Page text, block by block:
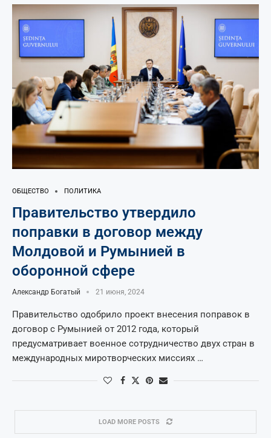
ОБЩЕСТВО ПОЛИТИКА
Правительство утвердило
поправки в договор между
Молдовой и Румынией в
оборонной сфере
Александр Богатый 21 июня, 2024
Правительство одобрило проект внесения поправок в
договор с Румынией от 2012 года, который
предусматривает военное сотрудничество двух стран в
международных миротворческих миссиях …
LOAD MORE POSTS